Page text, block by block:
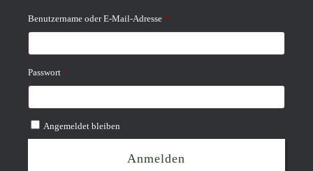
Benutzername oder E-Mail-Adresse *Erforderlich
Passwort *Erforderlich
Angemeldet bleiben
Anmelden